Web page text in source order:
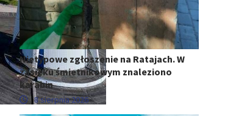
Nietypowe zgłoszenie na Ratajach. W
zasieku śmietnikowym znaleziono
karabin
8 sierpnia 2026